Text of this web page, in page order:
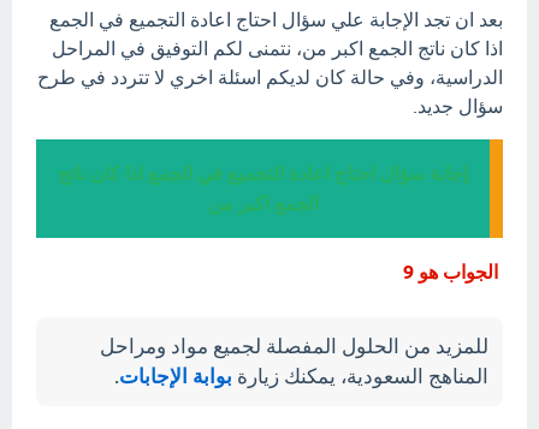
بعد ان تجد الإجابة علي سؤال احتاج اعادة التجميع في الجمع
اذا كان ناتج الجمع اكبر من، نتمنى لكم التوفيق في المراحل
الدراسية، وفي حالة كان لديكم اسئلة اخري لا تتردد في طرح
سؤال جديد.
إجابة سؤال احتاج اعادة التجميع في الجمع اذا كان ناتج
الجمع اكبر من
الجواب هو 9
للمزيد من الحلول المفصلة لجميع مواد ومراحل
المناهج السعودية، يمكنك زيارة بوابة الإجابات.